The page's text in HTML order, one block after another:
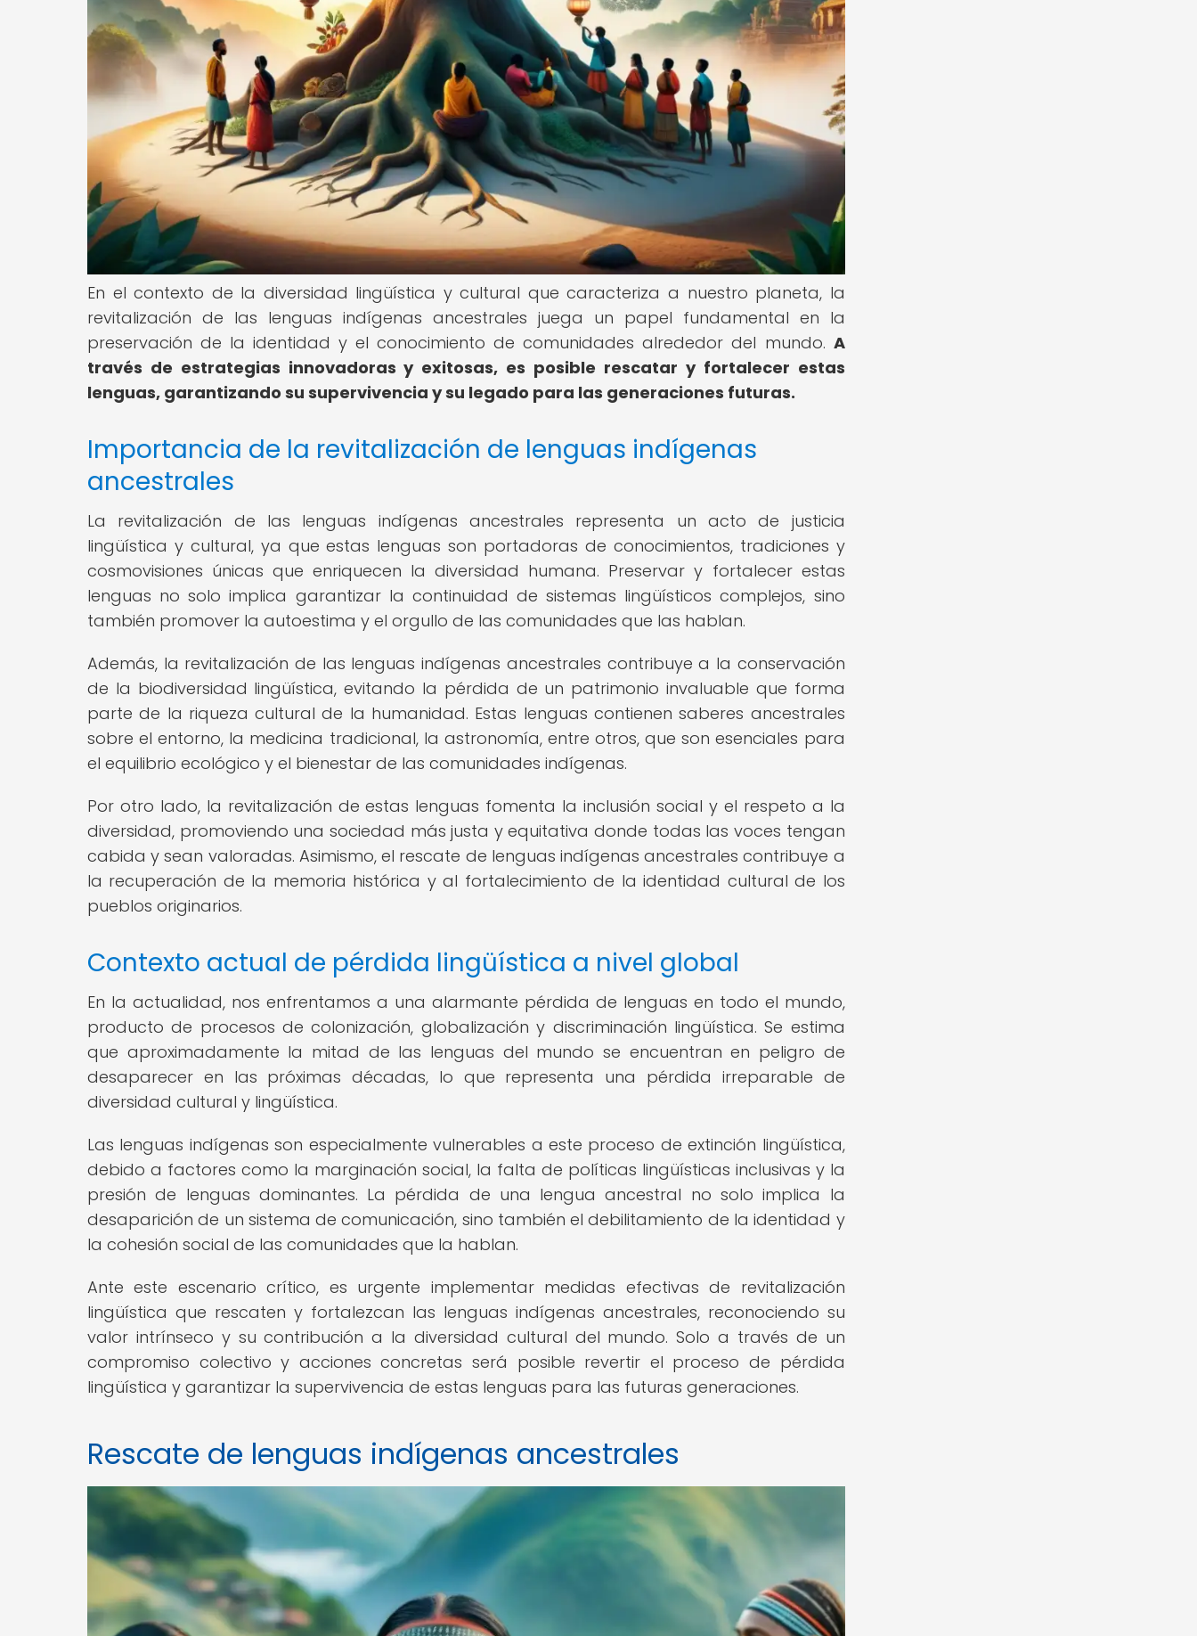
En el contexto de la diversidad lingüística y cultural que caracteriza a nuestro planeta, la
revitalización de las lenguas indígenas ancestrales juega un papel fundamental en la
preservación de la identidad y el conocimiento de comunidades alrededor del mundo. A
través de estrategias innovadoras y exitosas, es posible rescatar y fortalecer estas
lenguas, garantizando su supervivencia y su legado para las generaciones futuras.
Importancia de la revitalización de lenguas indígenas
ancestrales
La revitalización de las lenguas indígenas ancestrales representa un acto de justicia
lingüística y cultural, ya que estas lenguas son portadoras de conocimientos, tradiciones y
cosmovisiones únicas que enriquecen la diversidad humana. Preservar y fortalecer estas
lenguas no solo implica garantizar la continuidad de sistemas lingüísticos complejos, sino
también promover la autoestima y el orgullo de las comunidades que las hablan.
Además, la revitalización de las lenguas indígenas ancestrales contribuye a la conservación
de la biodiversidad lingüística, evitando la pérdida de un patrimonio invaluable que forma
parte de la riqueza cultural de la humanidad. Estas lenguas contienen saberes ancestrales
sobre el entorno, la medicina tradicional, la astronomía, entre otros, que son esenciales para
el equilibrio ecológico y el bienestar de las comunidades indígenas.
Por otro lado, la revitalización de estas lenguas fomenta la inclusión social y el respeto a la
diversidad, promoviendo una sociedad más justa y equitativa donde todas las voces tengan
cabida y sean valoradas. Asimismo, el rescate de lenguas indígenas ancestrales contribuye a
la recuperación de la memoria histórica y al fortalecimiento de la identidad cultural de los
pueblos originarios.
Contexto actual de pérdida lingüística a nivel global
En la actualidad, nos enfrentamos a una alarmante pérdida de lenguas en todo el mundo,
producto de procesos de colonización, globalización y discriminación lingüística. Se estima
que aproximadamente la mitad de las lenguas del mundo se encuentran en peligro de
desaparecer en las próximas décadas, lo que representa una pérdida irreparable de
diversidad cultural y lingüística.
Las lenguas indígenas son especialmente vulnerables a este proceso de extinción lingüística,
debido a factores como la marginación social, la falta de políticas lingüísticas inclusivas y la
presión de lenguas dominantes. La pérdida de una lengua ancestral no solo implica la
desaparición de un sistema de comunicación, sino también el debilitamiento de la identidad y
la cohesión social de las comunidades que la hablan.
Ante este escenario crítico, es urgente implementar medidas efectivas de revitalización
lingüística que rescaten y fortalezcan las lenguas indígenas ancestrales, reconociendo su
valor intrínseco y su contribución a la diversidad cultural del mundo. Solo a través de un
compromiso colectivo y acciones concretas será posible revertir el proceso de pérdida
lingüística y garantizar la supervivencia de estas lenguas para las futuras generaciones.
Rescate de lenguas indígenas ancestrales